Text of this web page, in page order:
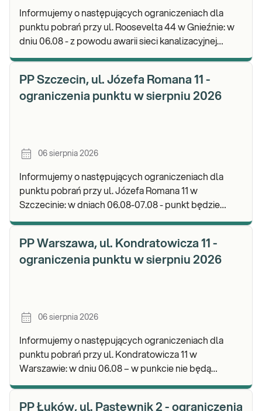
Informujemy o następujących ograniczeniach dla
punktu pobrań przy ul. Roosevelta 44 w Gnieźnie: w
dniu 06.08 - z powodu awarii sieci kanalizacyjnej
PP Szczecin, ul. Józefa Romana 11 -
ograniczenia punktu w sierpniu 2026
06 sierpnia 2026
Informujemy o następujących ograniczeniach dla
punktu pobrań przy ul. Józefa Romana 11 w
Szczecinie: w dniach 06.08-07.08 - punkt będzie
PP Warszawa, ul. Kondratowicza 11 -
ograniczenia punktu w sierpniu 2026
06 sierpnia 2026
Informujemy o następujących ograniczeniach dla
punktu pobrań przy ul. Kondratowicza 11 w
Warszawie: w dniu 06.08 – w punkcie nie będą
PP Łuków, ul. Pastewnik 2 - ograniczenia